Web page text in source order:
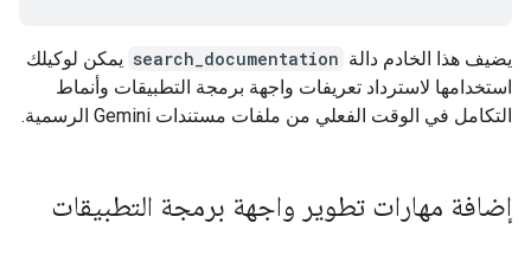
يضيف هذا الخادم دالة search_documentation يمكن لوكيلك
استخدامها لاسترداد تعريفات واجهة برمجة التطبيقات وأنماط
التكامل في الوقت الفعلي من ملفات مستندات Gemini الرسمية.
إضافة مهارات تطوير واجهة برمجة التطبيقات